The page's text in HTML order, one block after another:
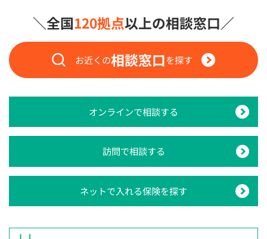
＼全国120拠点以上の相談窓口／
お近くの相談窓口を探す
オンラインで相談する
訪問で相談する
ネットで入れる保険を探す